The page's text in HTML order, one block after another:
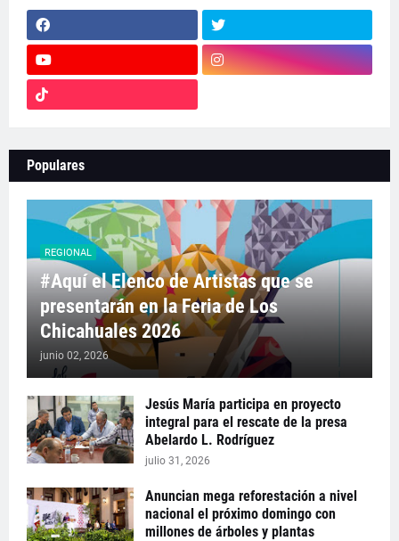
Populares
REGIONAL
#Aquí el Elenco de Artistas que se
presentarán en la Feria de Los
Chicahuales 2026
junio 02, 2026
Jesús María participa en proyecto
integral para el rescate de la presa
Abelardo L. Rodríguez
julio 31, 2026
Anuncian mega reforestación a nivel
nacional el próximo domingo con
millones de árboles y plantas